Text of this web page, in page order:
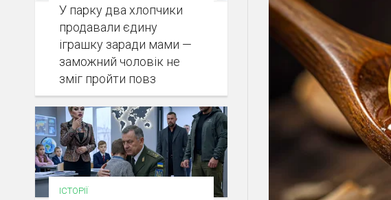
У парку два хлопчики
продавали єдину
іграшку заради мами —
заможний чоловік не
зміг пройти повз
ІСТОРІЇ